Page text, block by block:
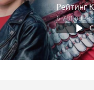
Рейтинг
6 781